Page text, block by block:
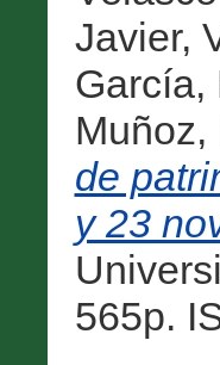
Javier,
García,
Muñoz,
de
y 23
565p.